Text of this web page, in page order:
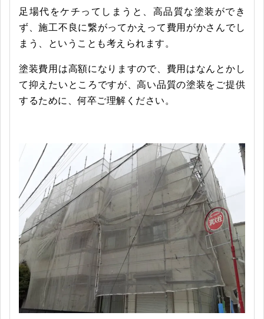
足場代をケチってしまうと、高品質な塗装ができ
ず、施工不良に繋がってかえって費用がかさんでし
まう、ということも考えられます。
塗装費用は高額になりますので、費用はなんとかし
て抑えたいところですが、高い品質の塗装をご提供
するために、何卒ご理解ください。